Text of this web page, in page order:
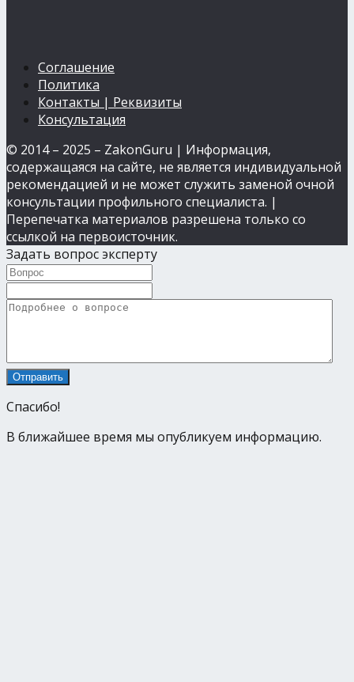
Соглашение
Политика
Контакты | Реквизиты
Консультация
© 2014 – 2025 – ZakonGuru | Информация,
содержащаяся на сайте, не является индивидуальной
рекомендацией и не может служить заменой очной
консультации профильного специалиста. |
Перепечатка материалов разрешена только со
ссылкой на первоисточник.
Задать вопрос эксперту
Спасибо!
В ближайшее время мы опубликуем информацию.